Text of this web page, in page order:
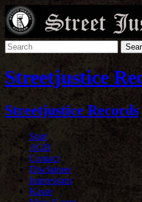
Streetjustice
Streetjustice Records
Start
AGB
Contact
Disclaimer
Impressum
Kasse